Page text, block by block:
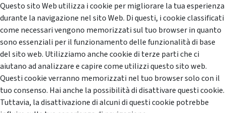
Questo sito Web utilizza i cookie per migliorare la tua esperienza
durante la navigazione nel sito Web. Di questi, i cookie classificati
come necessari vengono memorizzati sul tuo browser in quanto
sono essenziali per il funzionamento delle funzionalità di base
del sito web. Utilizziamo anche cookie di terze parti che ci
aiutano ad analizzare e capire come utilizzi questo sito web.
Questi cookie verranno memorizzati nel tuo browser solo con il
tuo consenso. Hai anche la possibilità di disattivare questi cookie.
Tuttavia, la disattivazione di alcuni di questi cookie potrebbe